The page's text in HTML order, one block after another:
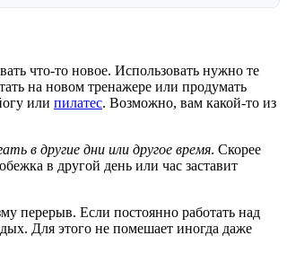
что-то новое. Использовать нужно те
на новом тренажере или продумать
или пилатес. Возможно, вам какой-то из
в другие дни или другое время. Скорее
в другой день или час заставит
перерыв. Если постоянно работать над
Для этого не помешает иногда даже